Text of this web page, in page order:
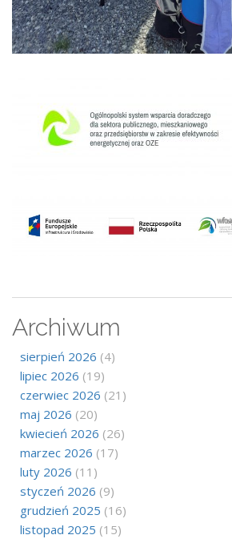
Archiwum
sierpień 2026 (4)
lipiec 2026 (19)
czerwiec 2026 (21)
maj 2026 (20)
kwiecień 2026 (26)
marzec 2026 (17)
luty 2026 (11)
styczeń 2026 (9)
grudzień 2025 (16)
listopad 2025 (15)